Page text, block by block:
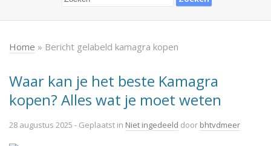
Home » Bericht gelabeld kamagra kopen
Waar kan je het beste Kamagra
kopen? Alles wat je moet weten
28 augustus 2025 - Geplaatst in Niet ingedeeld door bhtvdmeer